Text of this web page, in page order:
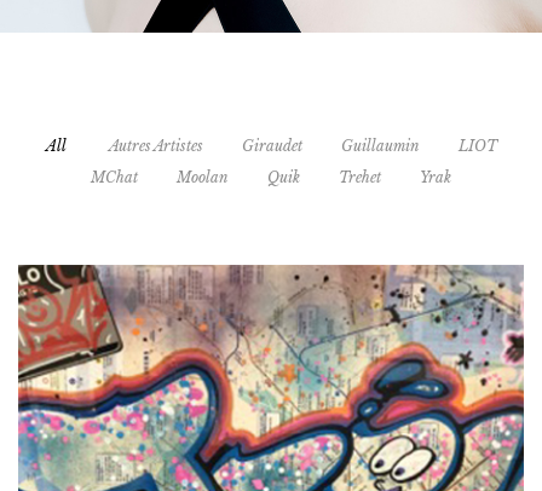
All Autres Artistes Giraudet Guillaumin
LIOT
MChat
Moolan Quik Trehet Yrak